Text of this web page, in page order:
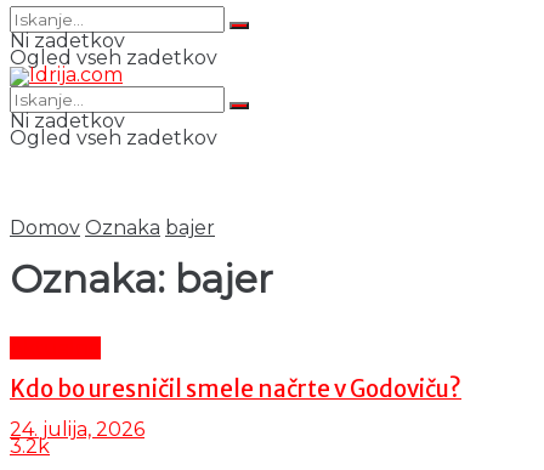
Ni zadetkov
Ogled vseh zadetkov
Ni zadetkov
Ogled vseh zadetkov
Domov Oznaka bajer
Oznaka: bajer
Kdo bo uresničil smele načrte v Godoviču?
24. julija, 2026
3.2k